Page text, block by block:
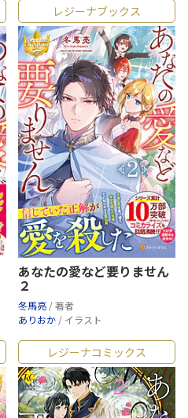
レジーナブックス
あなたの愛など要りません
２
冬馬亮 / 著者
ありおか / イラスト
レジーナコミックス